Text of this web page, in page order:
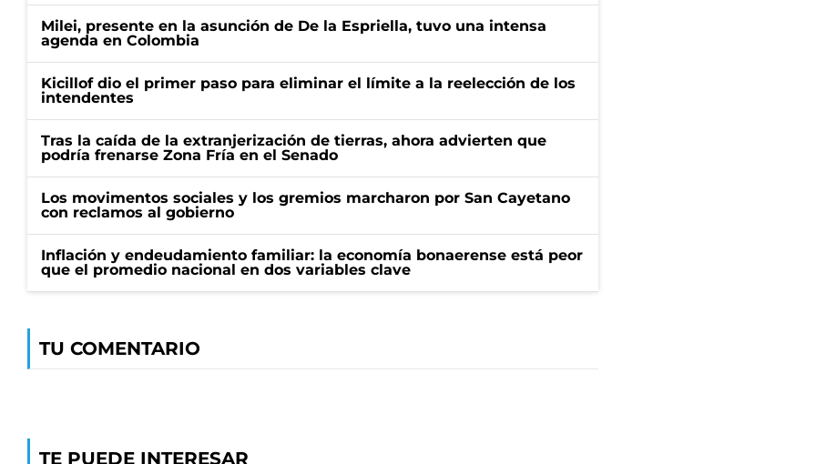
Milei, presente en la asunción de De la Espriella, tuvo una intensa
agenda en Colombia
Kicillof dio el primer paso para eliminar el límite a la reelección de los
intendentes
Tras la caída de la extranjerización de tierras, ahora advierten que
podría frenarse Zona Fría en el Senado
Los movimentos sociales y los gremios marcharon por San Cayetano
con reclamos al gobierno
Inflación y endeudamiento familiar: la economía bonaerense está peor
que el promedio nacional en dos variables clave
TU COMENTARIO
TE PUEDE INTERESAR